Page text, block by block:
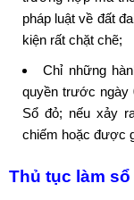
pháp luật về đất
kiện rất chặt chẽ;
Chỉ những
quyền trước ngày
Sổ đỏ; nếu xảy
chiếm hoặc được
Thủ tục làm sổ